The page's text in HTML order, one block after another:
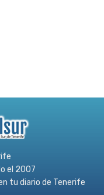
el 2007
tu diario de Tenerife